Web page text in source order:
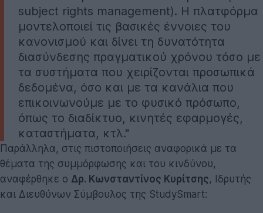
subject rights management). Η πλατφόρμα
μοντελοποιεί τις βασικές έννοιες του
κανονισμού και δίνει τη δυνατότητα
διασύνδεσης πραγματικού χρόνου τόσο με
τα συστήματα που χειρίζονται προσωπικά
δεδομένα, όσο και με τα κανάλια που
επικοινωνούμε με το φυσικό πρόσωπο,
όπως το διαδίκτυο, κινητές εφαρμογές,
καταστήματα, κτλ."
Παράλληλα, στις πιστοποιήσεις αναφορικά με τα
θέματα της συμμόρφωσης και του κινδύνου,
αναφέρθηκε ο Δρ. Κωνσταντίνος Κυρίτσης, Ιδρυτής
και Διευθύνων Σύμβουλος της StudySmart: